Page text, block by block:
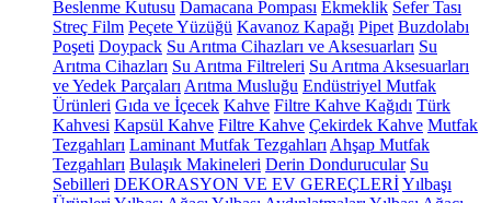
Beslenme Kutusu Damacana Pompası Ekmeklik Sefer Tası
Streç Film Peçete Yüzüğü Kavanoz Kapağı Pipet Buzdolabı
Poşeti Doypack Su Arıtma Cihazları ve Aksesuarları Su
Arıtma Cihazları Su Arıtma Filtreleri Su Arıtma Aksesuarları
ve Yedek Parçaları Arıtma Musluğu Endüstriyel Mutfak
Ürünleri Gıda ve İçecek Kahve Filtre Kahve Kağıdı Türk
Kahvesi Kapsül Kahve Filtre Kahve Çekirdek Kahve Mutfak
Tezgahları Laminant Mutfak Tezgahları Ahşap Mutfak
Tezgahları Bulaşık Makineleri Derin Dondurucular Su
Sebilleri DEKORASYON VE EV GEREÇLERİYılbaşı